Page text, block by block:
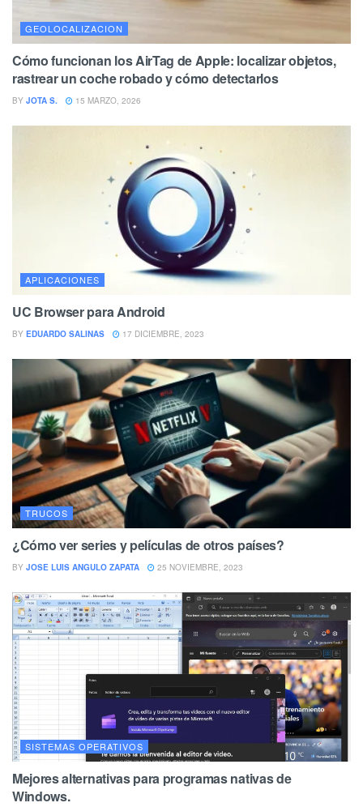
GEOLOCALIZACION
Cómo funcionan los AirTag de Apple: localizar objetos,
rastrear un coche robado y cómo detectarlos
BY JOTA S. 15 MARZO, 2026
APLICACIONES
UC Browser para Android
BY EDUARDO SALINAS 17 DICIEMBRE, 2023
TRUCOS
¿Cómo ver series y películas de otros países?
BY JOSE LUIS ANGULO ZAPATA 25 NOVIEMBRE, 2023
SISTEMAS OPERATIVOS
Mejores alternativas para programas nativas de
Windows.